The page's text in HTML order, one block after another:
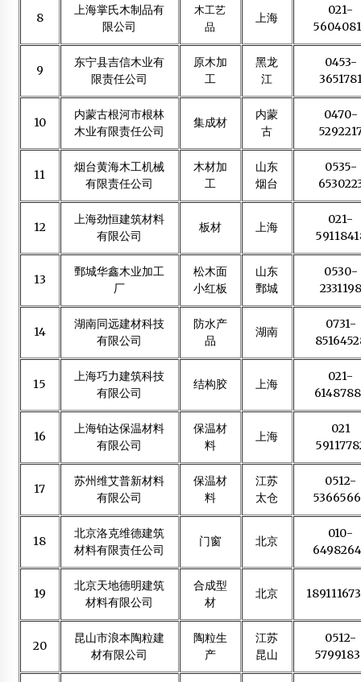
第三届中国木结构建筑产业展即将在上海开幕
2013年2月25日
8
上海掌氏木制品有
限公司
木工艺
品
上海
021-
9
东宁县吉信木业有
限责任公司
原木加
工
黑龙
江
0453-
10
内蒙古根河市根林
木业有限责任公司
集成材
内蒙
古
0470-
11
烟台黄海木工机械
有限责任公司
木材加
工
山东
烟台
0535-
12
上海劲恒建筑材料
有限公司
板材 上海
021-
13
鄄城华鑫木业加工
厂
松木面
小红板
山东
鄄城
0530-
2331198
14
湖南同远建材科技
有限公司
防水产
品
湖南
0731-
15
上海巧力建筑科技
有限公司
结构胶 上海
021-
16
上海铂达保温材料
有限公司
保温材
料
上海
021
17
苏州维艾普新材料
有限公司
保温材
料
江苏
太仓
0512-
18
北京洛克维德建筑
材料有限责任公司
门窗 北京
010-
19
北京天地德明建筑
材料有限公司
合成型
材
北京
20
昆山市浪本陶粒建
材有限公司
陶粒生
产
江苏
昆山
0512-